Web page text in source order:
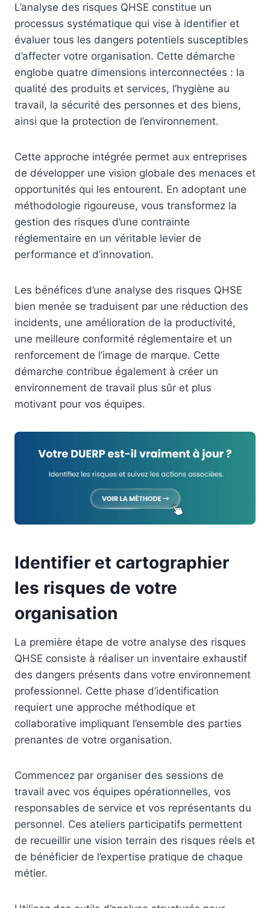
L’analyse des risques QHSE constitue un
processus systématique qui vise à identifier et
évaluer tous les dangers potentiels susceptibles
d’affecter votre organisation. Cette démarche
englobe quatre dimensions interconnectées : la
qualité des produits et services, l’hygiène au
travail, la sécurité des personnes et des biens,
ainsi que la protection de l’environnement.
Cette approche intégrée permet aux entreprises
de développer une vision globale des menaces et
opportunités qui les entourent. En adoptant une
méthodologie rigoureuse, vous transformez la
gestion des risques d’une contrainte
réglementaire en un véritable levier de
performance et d’innovation.
Les bénéfices d’une analyse des risques QHSE
bien menée se traduisent par une réduction des
incidents, une amélioration de la productivité,
une meilleure conformité réglementaire et un
renforcement de l’image de marque. Cette
démarche contribue également à créer un
environnement de travail plus sûr et plus
motivant pour vos équipes.
Identifier et cartographier
les risques de votre
organisation
La première étape de votre analyse des risques
QHSE consiste à réaliser un inventaire exhaustif
des dangers présents dans votre environnement
professionnel. Cette phase d’identification
requiert une approche méthodique et
collaborative impliquant l’ensemble des parties
prenantes de votre organisation.
Commencez par organiser des sessions de
travail avec vos équipes opérationnelles, vos
responsables de service et vos représentants du
personnel. Ces ateliers participatifs permettent
de recueillir une vision terrain des risques réels et
de bénéficier de l’expertise pratique de chaque
métier.